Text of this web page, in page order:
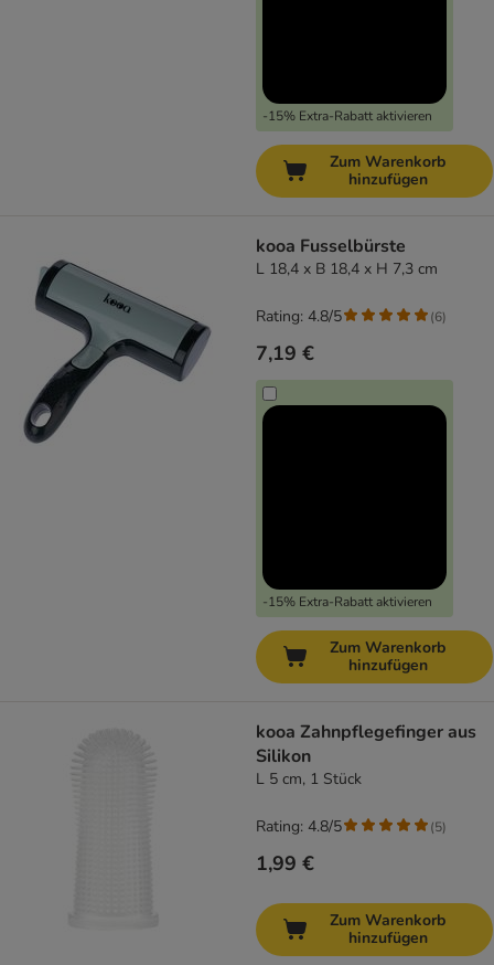
-15% Extra-Rabatt aktivieren
Zum Warenkorb
hinzufügen
kooa Fusselbürste
L 18,4 x B 18,4 x H 7,3 cm
7,19 €
-15% Extra-Rabatt aktivieren
Rating: 4.8/5 (6)
Zum Warenkorb
hinzufügen
kooa Zahnpflegefinger aus
Silikon
L 5 cm, 1 Stück
1,99 €
Rating: 4.8/5 (5)
Zum Warenkorb
hinzufügen